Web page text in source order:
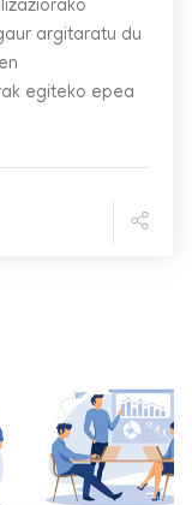
argitaratu du
egiteko epea